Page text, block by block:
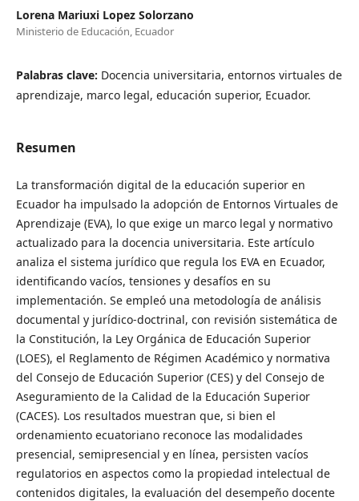
Lorena Mariuxi Lopez Solorzano
Ministerio de Educación, Ecuador
Palabras clave: Docencia universitaria, entornos virtuales de
aprendizaje, marco legal, educación superior, Ecuador.
Resumen
La transformación digital de la educación superior en
Ecuador ha impulsado la adopción de Entornos Virtuales de
Aprendizaje (EVA), lo que exige un marco legal y normativo
actualizado para la docencia universitaria. Este artículo
analiza el sistema jurídico que regula los EVA en Ecuador,
identificando vacíos, tensiones y desafíos en su
implementación. Se empleó una metodología de análisis
documental y jurídico-doctrinal, con revisión sistemática de
la Constitución, la Ley Orgánica de Educación Superior
(LOES), el Reglamento de Régimen Académico y normativa
del Consejo de Educación Superior (CES) y del Consejo de
Aseguramiento de la Calidad de la Educación Superior
(CACES). Los resultados muestran que, si bien el
ordenamiento ecuatoriano reconoce las modalidades
presencial, semipresencial y en línea, persisten vacíos
regulatorios en aspectos como la propiedad intelectual de
contenidos digitales, la evaluación del desempeño docente